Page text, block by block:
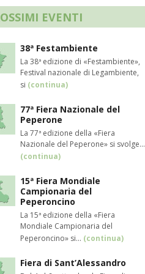
EVENTI
38ª Festambiente
La 38ª edizione di «Festambiente»,
Festival nazionale di Legambiente,
si (continua)
77ª Fiera Nazionale del
Peperone
La 77ª edizione della «Fiera
Nazionale del Peperone» si svolge...
(continua)
15ª Fiera Mondiale
Campionaria del
Peperoncino
La 15ª edizione della «Fiera
Mondiale Campionaria del
Peperoncino» si... (continua)
Fiera di Sant’Alessandro